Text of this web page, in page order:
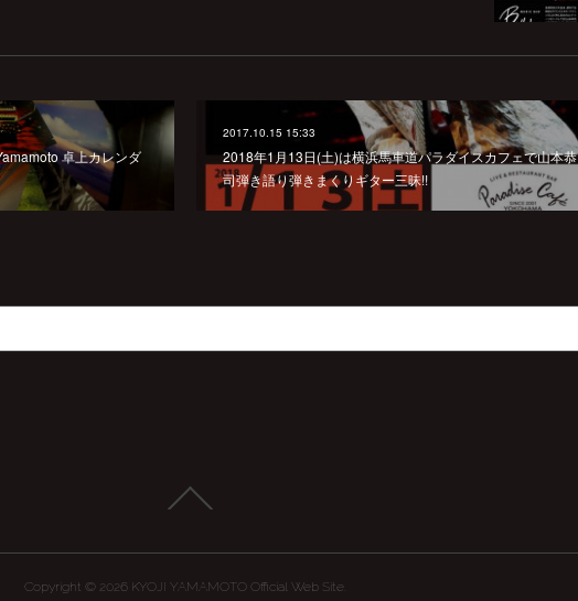
卓上カレンダ
2017.10.15 15:33
2018年1月13日(土)は横浜馬車道パラダイスカフェで山本恭
司弾き語り弾きまくりギター三昧!!
Copyright © 2026 KYOJI YAMAMOTO Official Web Site